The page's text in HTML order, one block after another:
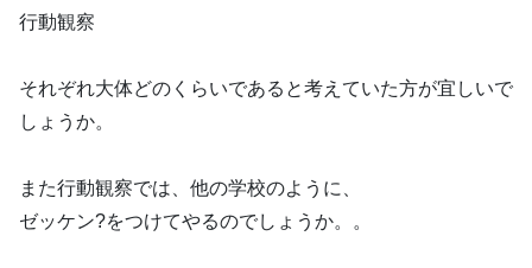
行動観察
それぞれ大体どのくらいであると考えていた方が宜しいで
しょうか。
また行動観察では、他の学校のように、
ゼッケン?をつけてやるのでしょうか。。